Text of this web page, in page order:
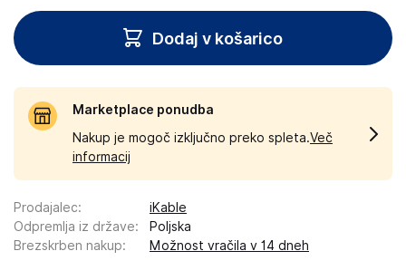
Dodaj v košarico
Marketplace ponudba
Nakup je mogoč izključno preko spleta.Več
informacij
Prodajalec:
iKable
Odpremlja iz države:
Poljska
Brezskrben nakup: Možnost vračila v 14 dneh